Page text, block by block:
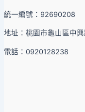
統一編號：92690208
地址：桃園市龜山區中
電話：0920128238